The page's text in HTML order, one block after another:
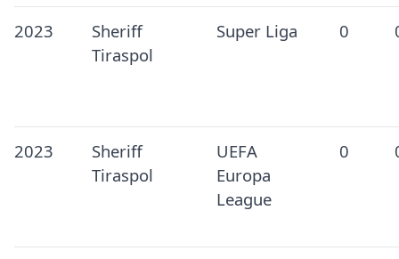
2023
Sheriff
Tiraspol
Super Liga 0
2023
Sheriff
Tiraspol
UEFA
Europa
League
0